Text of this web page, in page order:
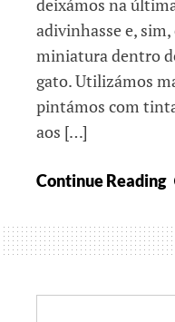
deixámos na
adivinhasse e,
miniatura dentro
gato. Utilizámos
pintámos com
aos […]
Continue Reading